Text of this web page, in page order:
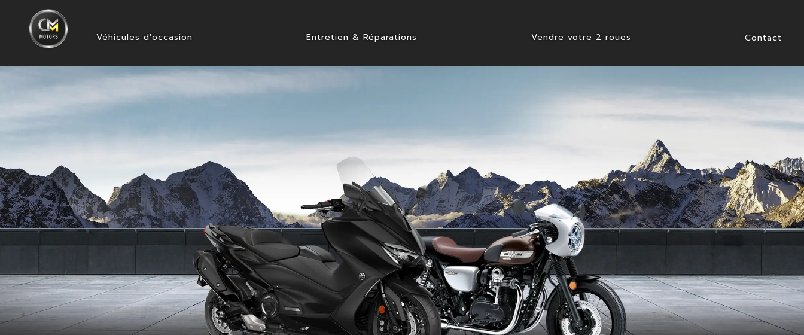
Véhicules d'occasion Entretien & Réparations Vendre votre 2 roues Contact